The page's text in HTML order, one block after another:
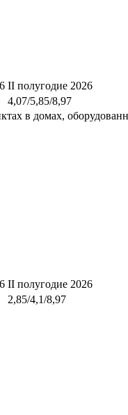
II полугодие 2026
4,07/5,85/8,97
в домах,
II полугодие 2026
2,85/4,1/8,97